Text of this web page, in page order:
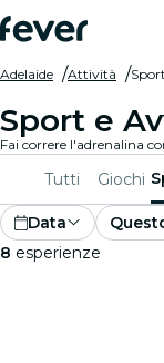
Adelaide Attività
Sport e
Tutti Giochi
Data
8 esperienze